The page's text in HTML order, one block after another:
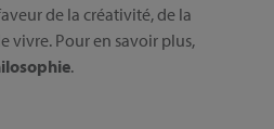
de la créativité, de la
vivre. Pour en savoir plus,
.